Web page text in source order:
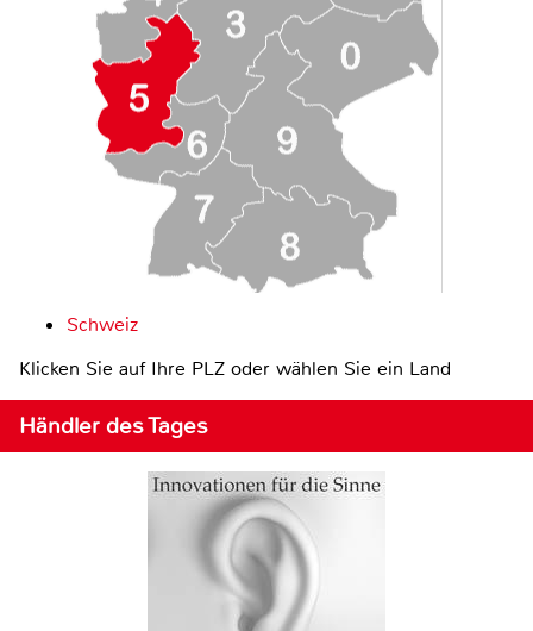
Schweiz
Klicken Sie auf Ihre PLZ oder wählen Sie ein Land
Händler des Tages